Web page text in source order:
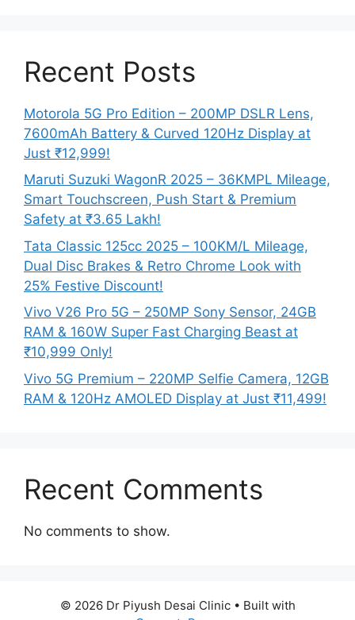
Recent Posts
Motorola 5G Pro Edition – 200MP DSLR Lens,
7600mAh Battery & Curved 120Hz Display at
Just ₹12,999!
Maruti Suzuki WagonR 2025 – 36KMPL Mileage,
Smart Touchscreen, Push Start & Premium
Safety at ₹3.65 Lakh!
Tata Classic 125cc 2025 – 100KM/L Mileage,
Dual Disc Brakes & Retro Chrome Look with
25% Festive Discount!
Vivo V26 Pro 5G – 250MP Sony Sensor, 24GB
RAM & 160W Super Fast Charging Beast at
₹10,999 Only!
Vivo 5G Premium – 220MP Selfie Camera, 12GB
RAM & 120Hz AMOLED Display at Just ₹11,499!
Recent Comments
No comments to show.
© 2026 Dr Piyush Desai Clinic• Built with